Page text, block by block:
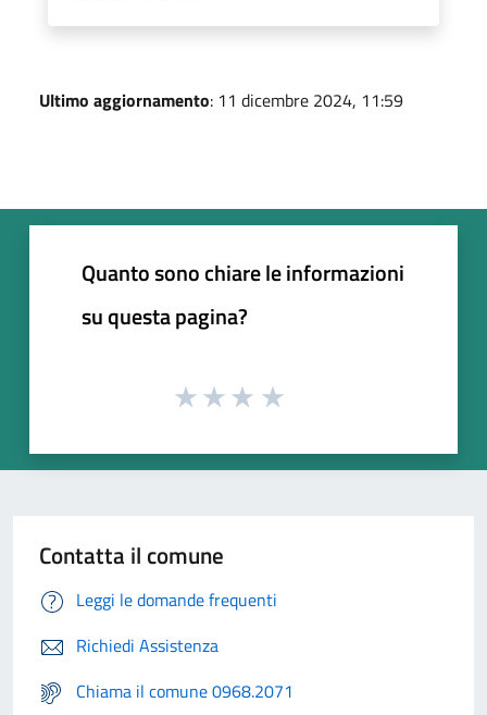
Ultimo aggiornamento: 11 dicembre 2024, 11:59
Quanto sono chiare le informazioni
su questa pagina?
Contatta il comune
Leggi le domande frequenti
Richiedi Assistenza
Chiama il comune 0968.2071